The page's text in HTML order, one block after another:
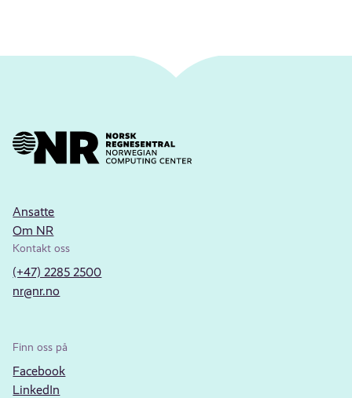
Ansatte
Om NR
Kontakt oss
(+47) 2285 2500
nr@nr.no
Finn oss på
Facebook
LinkedIn